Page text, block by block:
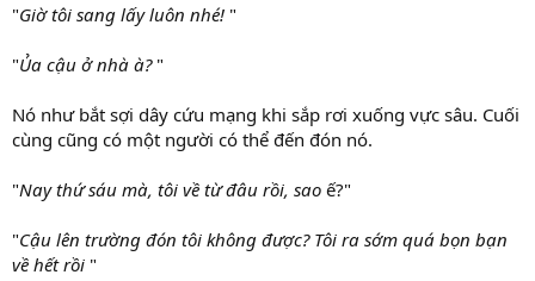
"Giờ tôi sang lấy luôn nhé! "
"Ủa cậu ở nhà à?"
Nó như bắt sợi dây cứu mạng khi sắp rơi xuống vực sâu. Cuối
cùng cũng có một người có thể đến đón nó.
"Nay thứ sáu mà, tôi về từ đâu rồi, sao ế?"
"Cậu lên trường đón tôi không được? Tôi ra sớm quá bọn bạn
về hết rồi "